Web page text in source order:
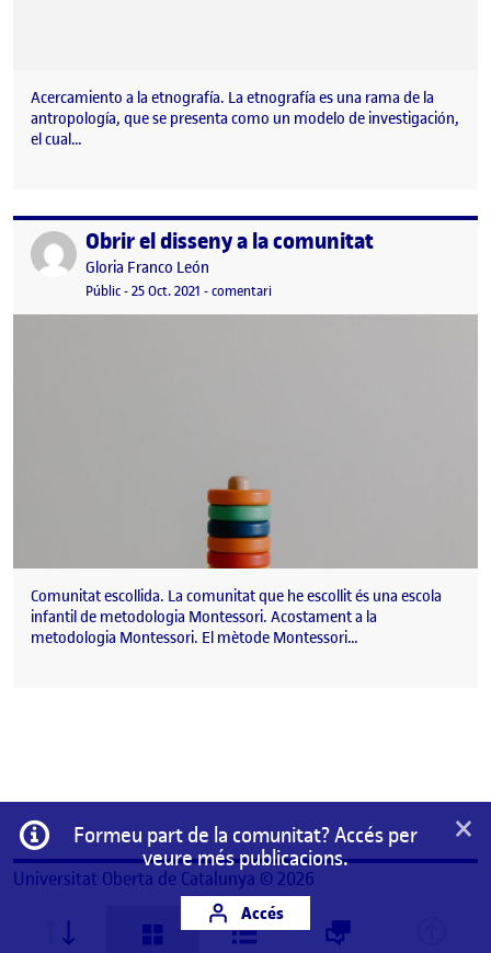
Acercamiento a la etnografía. La etnografía es una rama de la
antropología, que se presenta como un modelo de investigación,
el cual…
Publicat perObrir el disseny a la comunitat
Publicat per
Gloria Franco León
Visibilitat:
Públic-Data de publicació
25 Oct. 2021 28 octubre, 2021 9:07 am
-comentariel Obrir el disseny a la comunitat
Comunitat escollida. La comunitat que he escollit és una escola
infantil de metodologia Montessori. Acostament a la
metodologia Montessori. El mètode Montessori…
Informació
Formeu part de la comunitat? Accés per
veure més publicacions.
Accés
×
Universitat Oberta de Catalunya © 2026